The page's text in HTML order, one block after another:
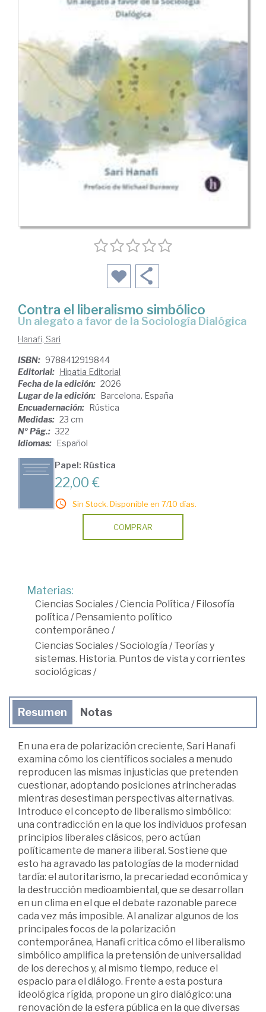
Contra el liberalismo simbólico
Un alegato a favor de la Sociología Dialógica
Hanafi, Sari
ISBN: 9788412919844
Editorial: Hipatia Editorial
Fecha de la edición: 2026
Lugar de la edición: Barcelona. España
Encuadernación: Rústica
Medidas: 23 cm
Nº Pág.: 322
Idiomas: Español
Papel: Rústica
22,00 €
Sin Stock. Disponible en 7/10 días.
COMPRAR
Materias:
Ciencias Sociales/Ciencia Política / Filosofía
política / Pensamiento político
contemporáneo /
Ciencias Sociales/Sociología /Teorías y
sistemas. Historia. Puntos de vista y corrientes
sociológicas/
Resumen Notas
En una era de polarización creciente, Sari Hanafi
examina cómo los científicos sociales a menudo
reproducen las mismas injusticias que pretenden
cuestionar, adoptando posiciones atrincheradas
mientras desestiman perspectivas alternativas.
Introduce el concepto de liberalismo simbólico:
una contradicción en la que los individuos profesan
principios liberales clásicos, pero actúan
políticamente de manera iliberal. Sostiene que
esto ha agravado las patologías de la modernidad
tardía: el autoritarismo, la precariedad económica y
la destrucción medioambiental, que se desarrollan
en un clima en el que el debate razonable parece
cada vez más imposible. Al analizar algunos de los
principales focos de la polarización
contemporánea, Hanafi critica cómo el liberalismo
simbólico amplifica la pretensión de universalidad
de los derechos y, al mismo tiempo, reduce el
espacio para el diálogo. Frente a esta postura
ideológica rígida, propone un giro dialógico: una
renovación de la esfera pública en la que diversas